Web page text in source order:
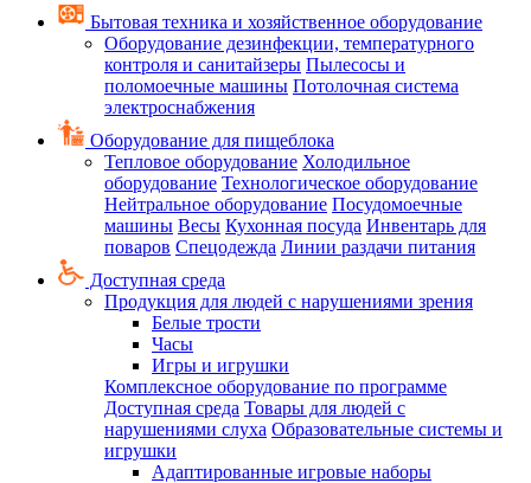
Бытовая техника и хозяйственное оборудование
Оборудование дезинфекции, температурного
контроля и санитайзеры Пылесосы и
поломоечные машины Потолочная система
электроснабжения
Оборудование для пищеблока
Тепловое оборудование Холодильное
оборудование Технологическое оборудование
Нейтральное оборудование Посудомоечные
машины Весы Кухонная посуда Инвентарь для
поваров Спецодежда Линии раздачи питания
Доступная среда
Продукция для людей с нарушениями зрения
Белые трости
Часы
Игры и игрушки
Комплексное оборудование по программе
Доступная среда Товары для людей с
нарушениями слуха Образовательные системы и
игрушки
Адаптированные игровые наборы